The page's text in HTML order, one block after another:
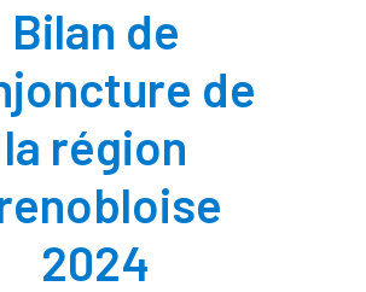
Bilan de
de
la région
2024